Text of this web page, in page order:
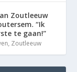
Zoutleeuw
“Ik
te gaan!”
, Zoutleeuw